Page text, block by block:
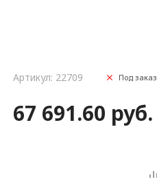
Артикул: 22709 Под заказ
67 691.60 руб.